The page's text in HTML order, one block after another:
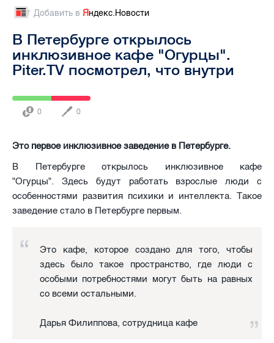
Добавить в Яндекс.Новости
В Петербурге открылось
инклюзивное кафе "Огурцы".
Piter.TV посмотрел, что внутри
0 0
Это первое инклюзивное заведение в Петербурге.
В Петербурге открылось инклюзивное кафе
"Огурцы". Здесь будут работать взрослые люди с
особенностями развития психики и интеллекта. Такое
заведение стало в Петербурге первым.
Это кафе, которое создано для того, чтобы
здесь было такое пространство, где люди с
особыми потребностями могут быть на равных
со всеми остальными.
Дарья Филиппова, сотрудница кафе